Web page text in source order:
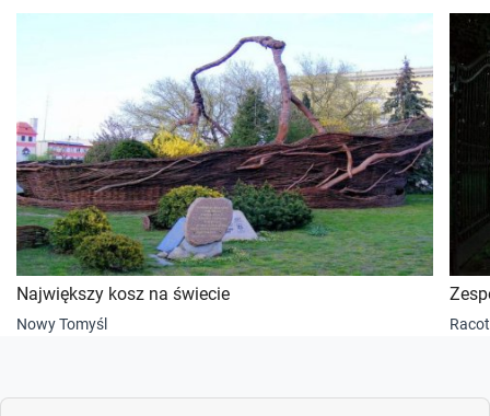
Największy kosz na świecie
Nowy Tomyśl Racot